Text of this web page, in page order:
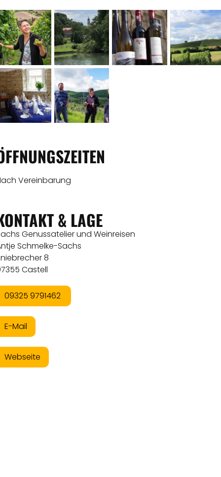
Vereinbarung
& LAGE
Genussatelier und Weinreisen
Schmelke-Sachs
8
Castell
09325 9791462
E-Mail
Webseite